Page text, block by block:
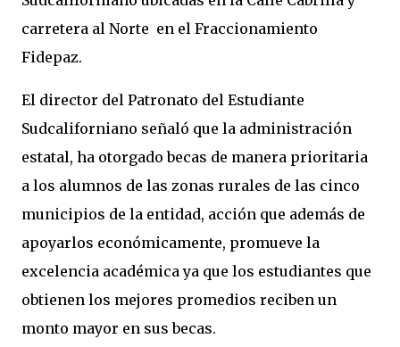
carretera al Norte  en el Fraccionamiento
Fidepaz.
El director del Patronato del Estudiante
Sudcaliforniano señaló que la administración
estatal, ha otorgado becas de manera prioritaria
a los alumnos de las zonas rurales de las cinco
municipios de la entidad, acción que además de
apoyarlos económicamente, promueve la
excelencia académica ya que los estudiantes que
obtienen los mejores promedios reciben un
monto mayor en sus becas.